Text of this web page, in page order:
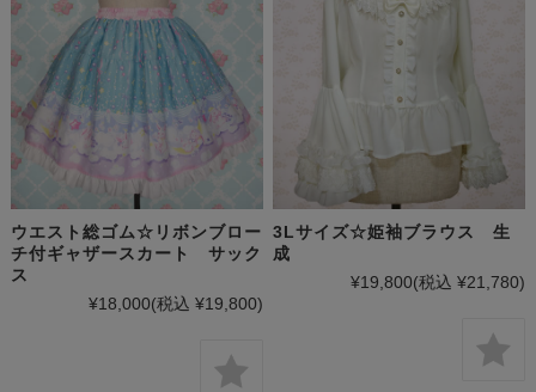
ウエスト総ゴム☆リボンブロー
チ付ギャザースカート サック
ス
¥18,000(税込 ¥19,800)
3Lサイズ☆姫袖ブラウス 生
成
¥19,800(税込 ¥21,780)